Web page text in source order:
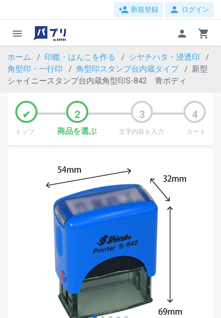
person_add 新規登録 person ログイン
menu person shopping_cart
ホーム 印鑑・はんこを作る
シヤチハタ・浸透印
角型印・一行印
角型印スタンプ台内蔵タイプ
新型
シャイニースタンプ台内蔵角型印S-842 青ボディ
トップ 商品を選ぶ 文字内容を入力 カート